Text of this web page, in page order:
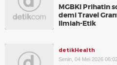
MGBKI Prihatin
demi Travel
Ilmiah-Etik
detikHealth
Senin, 04 Mei 2026